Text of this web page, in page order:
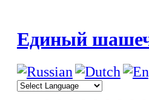
Единый